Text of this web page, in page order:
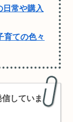
常や購入
ての色々
していま